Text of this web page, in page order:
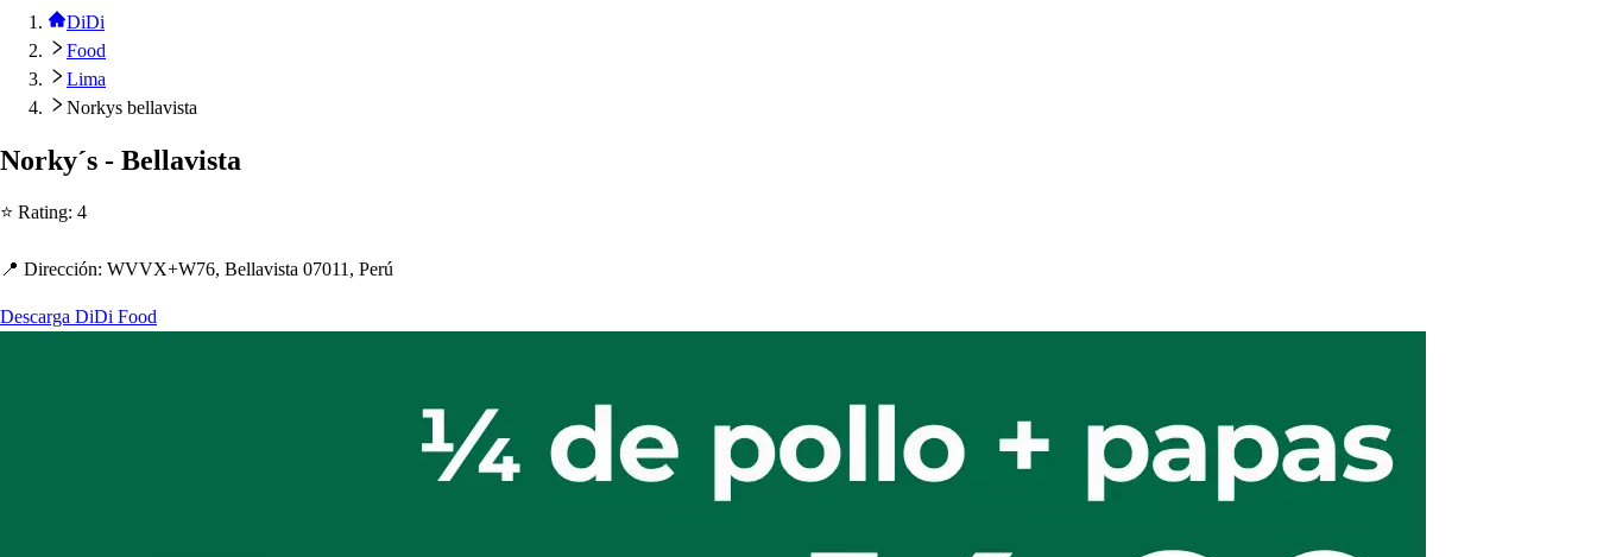
DiDi
Food
Lima
Norkys bellavista
Norky´s - Bellavista
⭐ Rating: 4
📍 Dirección: WVVX+W76, Bellavista 07011, Perú
Descarga DiDi Food